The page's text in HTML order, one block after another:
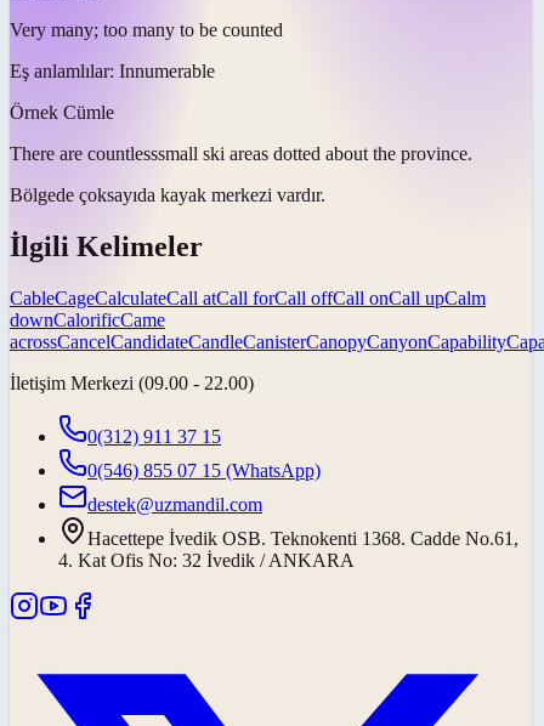
Very many; too many to be counted
Eş anlamlılar: Innumerable
Örnek Cümle
There are countlesssmall ski areas dotted about the province.
Bölgede çoksayıda kayak merkezi vardır.
İlgili Kelimeler
CableCageCalculateCall atCall forCall offCall onCall upCalm
downCalorificCame
acrossCancelCandidateCandleCanisterCanopyCanyonCapability
İletişim Merkezi (09.00 - 22.00)
0(312) 911 37 15
0(546) 855 07 15 (WhatsApp)
destek@uzmandil.com
Hacettepe İvedik OSB. Teknokenti 1368. Cadde No.61,
4. Kat Ofis No: 32 İvedik / ANKARA